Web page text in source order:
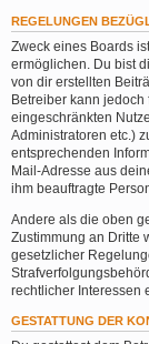
REGELUNGEN
Zweck eines Boards
ermöglichen. Du bist
von dir erstellten
Betreiber kann
eingeschränkten
Administratoren etc.)
entsprechenden
Mail-Adresse aus
ihm beauftragte
Andere als die oben
Zustimmung an Dritte
gesetzlicher
rechtlicher Interessen
GESTATTUNG DER